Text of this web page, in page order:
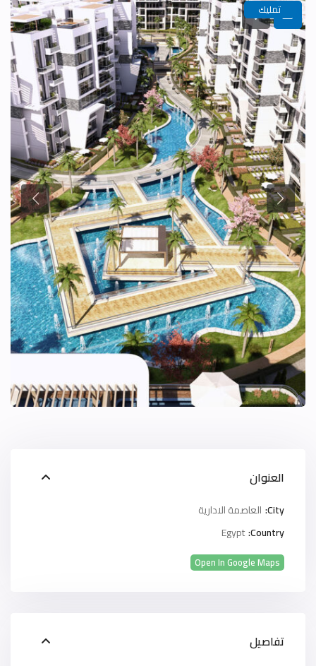
تمليك
العنوان
City: العاصمة الادارية
Country:
Egypt
Open In Google Maps
تفاصيل